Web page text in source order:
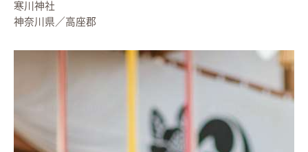
寒川神社
神奈川県／高座郡